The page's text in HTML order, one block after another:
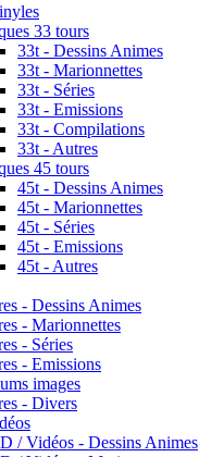
33 tours
33t - Dessins Animes
33t - Marionnettes
33t - Séries
33t - Emissions
33t - Compilations
33t - Autres
45 tours
45t - Dessins Animes
45t - Marionnettes
45t - Séries
45t - Emissions
45t - Autres
- Dessins Animes
- Marionnettes
- Séries
- Emissions
images
- Divers
/ Vidéos - Dessins Animes